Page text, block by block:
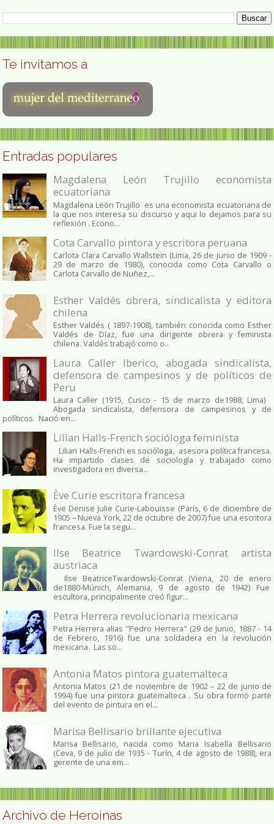
Te invitamos a
Entradas populares
Magdalena León Trujillo economista
ecuatoriana
Magdalena León Trujillo es una economista ecuatoriana de
la que nos interesa su discurso y aqui lo dejamos para su
reflexión . Econo...
Cota Carvallo pintora y escritora peruana
Carlota Clara Carvallo Wallstein (Lima, 26 de junio de 1909 -
29 de marzo de 1980), conocida como Cota Carvallo o
Carlota Carvallo de Nuñez,...
Esther Valdés obrera, sindicalista y editora
chilena
Esther Valdés ( 1897-1908), también conocida como Esther
Valdés de Díaz, fue una dirigente obrera y feminista
chilena. Valdés trabajó como o...
Laura Caller Iberico, abogada sindicalista,
defensora de campesinos y de políticos de
Peru
Laura Caller (1915, Cusco - 15 de marzo de1988, Lima)
Abogada sindicalista, defensora de campesinos y de
políticos. Nació en...
Lilian Halls-French socióloga feminista
Lilian Halls-French es socióloga, asesora política francesa.
Ha impartido clases de sociología y trabajado como
investigadora en diversa...
Ève Curie escritora francesa
Ève Denise Julie Curie-Labouisse (París, 6 de diciembre de
1905 – Nueva York, 22 de octubre de 2007) fue una escritora
francesa. Fue la segu...
Ilse Beatrice Twardowski-Conrat artista
austriaca
Ilse BeatriceTwardowski-Conrat (Viena, 20 de enero
de1880-Múnich, Alemania, 9 de agosto de 1942) Fue
escultora, principalmente creó figur...
Petra Herrera revolucionaria mexicana
Petra Herrera alias "Pedro Herrera" (29 de Junio, 1887 - 14
de Febrero, 1916) fue una soldadera en la revolución
mexicana. Las so...
Antonia Matos pintora guatemalteca
Antonia Matos (21 de noviembre de 1902 – 22 de junio de
1994) fue una pintora guatemalteca . Su obra formó parte
del evento de pintura en el...
Marisa Bellisario brillante ejecutiva
Marisa Bellisario, nacida como Maria Isabella Bellisario
(Ceva, 9 de julio de 1935 - Turín, 4 de agosto de 1988), era
gerente de una em...
Archivo de Heroinas